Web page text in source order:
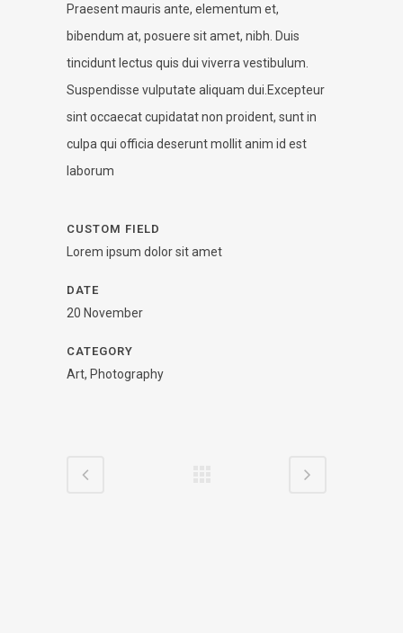
Praesent mauris ante, elementum et,
bibendum at, posuere sit amet, nibh. Duis
tincidunt lectus quis dui viverra vestibulum.
Suspendisse vulputate aliquam dui.Excepteur
sint occaecat cupidatat non proident, sunt in
culpa qui officia deserunt mollit anim id est
laborum
CUSTOM FIELD
Lorem ipsum dolor sit amet
DATE
20 November
CATEGORY
Art, Photography